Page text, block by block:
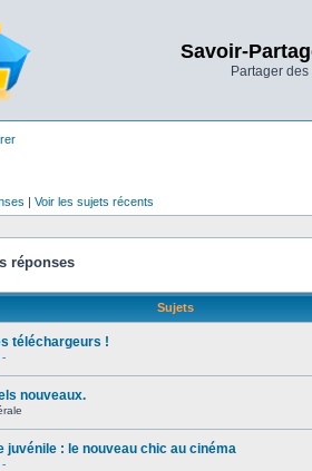
Savoir-
Partager
| Voir les sujets récents
réponses
Sujets
téléchargeurs !
-
nouveaux.
juvénile : le nouveau chic au cinéma
-